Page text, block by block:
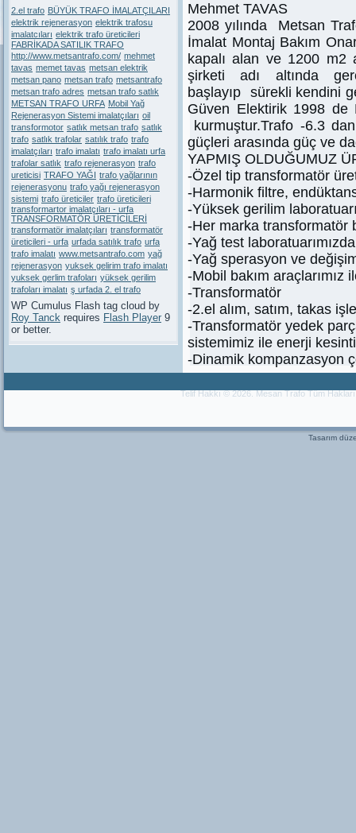
2.el trafo BÜYÜK TRAFO İMALATÇILARI
elektrik rejenerasyon elektrik trafosu
imalatcıları elektrik trafo üreticileri
FABRİKADA SATILIK TRAFO
http://www.metsantrafo.com/ mehmet
tavas memet tavas metsan elektrik
metsan pano metsan trafo metsantrafo
metsan trafo adres metsan trafo satlık
METSAN TRAFO URFA Mobil Yağ
Rejenerasyon Sistemi imalatçıları oil
transformotor satlık metsan trafo satlık
trafo satlık trafolar satılık trafo trafo
imalatçıları trafo imalatı trafo imalatı urfa
trafolar satlık trafo rejenerasyon trafo
ureticisi TRAFO YAĞI trafo yağlarının
rejenerasyonu trafo yağı rejenerasyon
sistemi trafo üreticiler trafo üreticileri
transformartor imalatçıları - urfa
TRANSFORMATÖR ÜRETİCİLERİ
transformatör imalatçıları transformatör
üreticileri - urfa urfada satılık trafo urfa
trafo imalatı www.metsantrafo.com yağ
rejenerasyon yuksek gelirim trafo imalatı
yuksek gerlim trafoları yüksek gerilim
trafoları imalatı ş urfada 2. el trafo
WP Cumulus Flash tag cloud by
Roy Tanck requires Flash Player 9
or better.
Mehmet TAVAS
2008 yılında Metsan
İmalat Montaj Bakım
kapalı alan ve 1200 m2
şirketi adı altında
başlayıp sürekli kendini
Güven Elektirik 1998
kurmuştur.Trafo -6.3
güçleri arasında güç ve
YAPMIŞ OLDUĞUMUZ
-Özel tip transformatör
-Harmonik filtre,
-Yüksek gerilim
-Her marka transformatör
-Yağ test
-Yağ sperasyon ve
-Mobil bakım araçlarımız
-Transformatör
-2.el alım, satım, takas
-Transformatör yedek
sistemimiz ile enerji
-Dinamik kompanzasyon
Telif Hakkı © 2026. Mesan Trafo Tüm
Tasarım